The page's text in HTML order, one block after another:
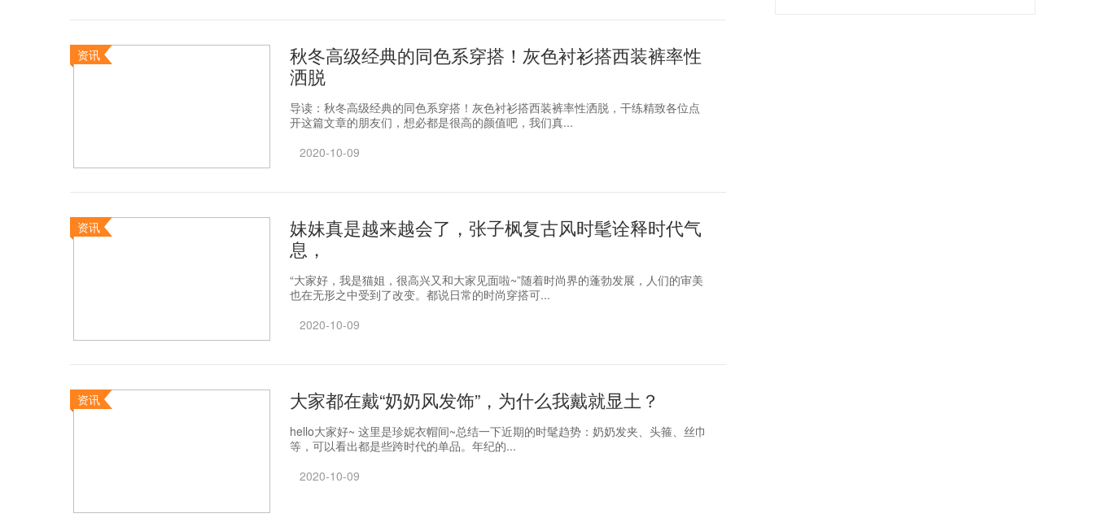
资讯
秋冬高级经典的同色系穿搭！灰色衬衫搭西装裤率性
洒脱
导读：秋冬高级经典的同色系穿搭！灰色衬衫搭西装裤率性洒脱，干练精致各位点
开这篇文章的朋友们，想必都是很高的颜值吧，我们真...
2020-10-09
资讯
妹妹真是越来越会了，张子枫复古风时髦诠释时代气
息，
“大家好，我是猫姐，很高兴又和大家见面啦~”随着时尚界的蓬勃发展，人们的审美
也在无形之中受到了改变。都说日常的时尚穿搭可...
2020-10-09
资讯 大家都在戴“奶奶风发饰”，为什么我戴就显土？
hello大家好~ 这里是珍妮衣帽间~总结一下近期的时髦趋势：奶奶发夹、头箍、丝巾
等，可以看出都是些跨时代的单品。年纪的...
2020-10-09